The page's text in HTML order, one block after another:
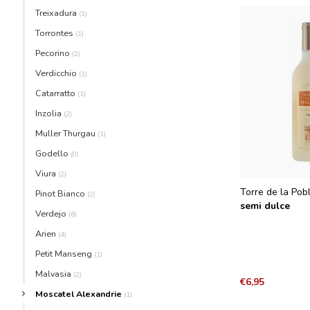
Treixadura (1)
Torrontes (1)
Pecorino (2)
Verdicchio (1)
Catarratto (1)
Inzolia (2)
Muller Thurgau (1)
Godello (0)
Viura (2)
Pinot Bianco (2)
Verdejo (6)
Arien (4)
Petit Manseng (1)
Malvasia (2)
Moscatel Alexandrie (1)
Torre de la
semi dulce
€6,95